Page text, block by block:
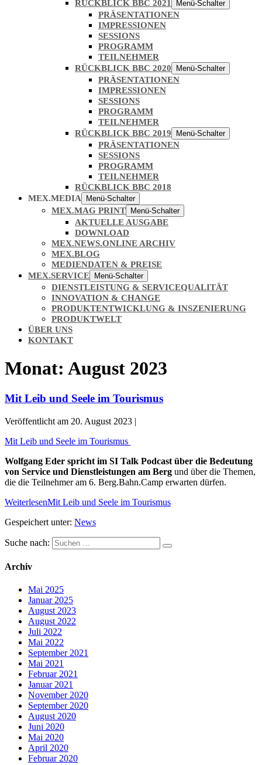
RÜCKBLICK BBC 2021
Menü-Schalter
PRÄSENTATIONEN
IMPRESSIONEN
SESSIONS
PROGRAMM
TEILNEHMER
RÜCKBLICK BBC 2020
Menü-Schalter
PRÄSENTATIONEN
IMPRESSIONEN
SESSIONS
PROGRAMM
TEILNEHMER
RÜCKBLICK BBC 2019
Menü-Schalter
PRÄSENTATIONEN
SESSIONS
PROGRAMM
TEILNEHMER
RÜCKBLICK BBC 2018
MEX.MEDIA
Menü-Schalter
MEX.MAG PRINT Menü-Schalter
AKTUELLE AUSGABE
DOWNLOAD
MEX.NEWS.ONLINE ARCHIV
MEX.BLOG
MEDIENDATEN & PREISE
MEX.SERVICE
Menü-Schalter
DIENSTLEISTUNG & SERVICEQUALITÄT
INNOVATION & CHANGE
PRODUKTENTWICKLUNG & INSZENIERUNG
PRODUKTWELT
ÜBER UNS
KONTAKT
Monat: August 2023
Mit Leib und Seele im Tourismus
Veröffentlicht am 20. August 2023 |
Mit Leib und Seele im Tourismus
Wolfgang Eder spricht im SI Talk Podcast über die Bedeutung
von Service und Dienstleistungen am Berg und über die Themen,
die die Teilnehmer am 6. Berg.Bahn.Camp erwarten dürfen.
WeiterlesenMit Leib und Seele im Tourismus
Gespeichert unter: News
Suche nach:
Archiv
Mai 2025
Januar 2025
August 2023
August 2022
Juli 2022
Mai 2022
September 2021
Mai 2021
Februar 2021
Januar 2021
November 2020
September 2020
August 2020
Juni 2020
Mai 2020
April 2020
Februar 2020